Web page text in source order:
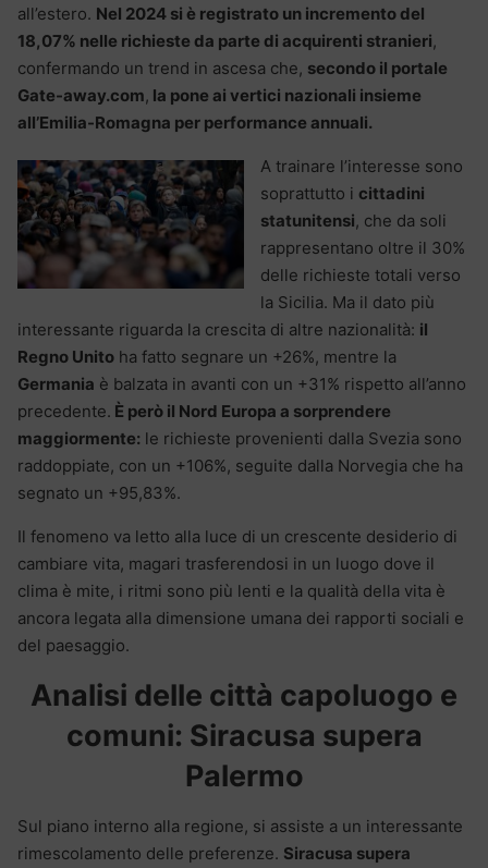
all’estero. Nel 2024 si è registrato un incremento del
18,07% nelle richieste da parte di acquirenti stranieri,
confermando un trend in ascesa che, secondo il portale
Gate-away.com, la pone ai vertici nazionali insieme
all’Emilia-Romagna per performance annuali.
A trainare l’interesse sono
soprattutto i cittadini
statunitensi, che da soli
rappresentano oltre il 30%
delle richieste totali verso
la Sicilia. Ma il dato più
interessante riguarda la crescita di altre nazionalità: il
Regno Unito ha fatto segnare un +26%, mentre la
Germania è balzata in avanti con un +31% rispetto all’anno
precedente. È però il Nord Europa a sorprendere
maggiormente: le richieste provenienti dalla Svezia sono
raddoppiate, con un +106%, seguite dalla Norvegia che ha
segnato un +95,83%.
Il fenomeno va letto alla luce di un crescente desiderio di
cambiare vita, magari trasferendosi in un luogo dove il
clima è mite, i ritmi sono più lenti e la qualità della vita è
ancora legata alla dimensione umana dei rapporti sociali e
del paesaggio.
Analisi delle città capoluogo e
comuni: Siracusa supera
Palermo
Sul piano interno alla regione, si assiste a un interessante
rimescolamento delle preferenze. Siracusa supera